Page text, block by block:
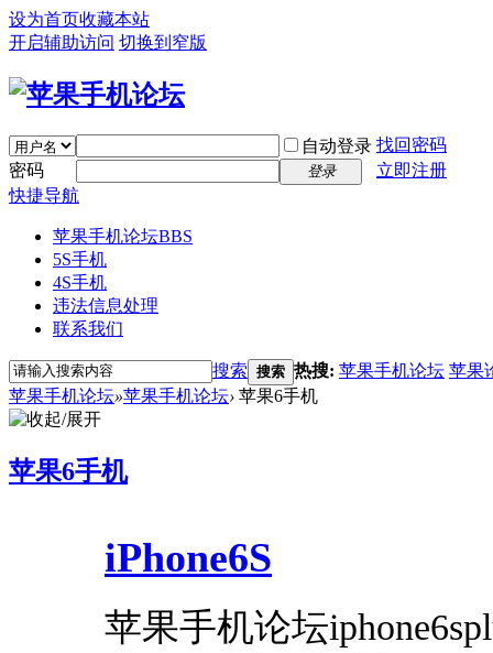
设为首页收藏本站
开启辅助访问 切换到窄版
自动登录 找回密码
密码
登录
立即注册
快捷导航
苹果手机论坛BBS
5S手机
4S手机
违法信息处理
联系我们
搜索 搜索 热搜: 苹果手机论坛 苹果
苹果手机论坛»苹果手机论坛› 苹果6手机
苹果6手机
iPhone6S
苹果手机论坛